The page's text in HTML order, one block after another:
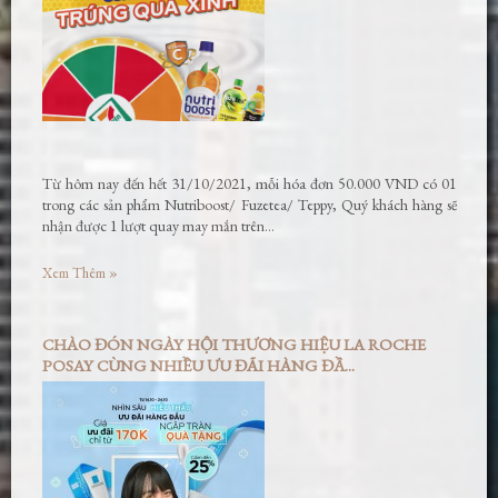
Từ hôm nay đến hết 31/10/2021, mỗi hóa đơn 50.000 VND có 01
trong các sản phẩm Nutriboost/ Fuzetea/ Teppy, Quý khách hàng sẽ
nhận được 1 lượt quay may mắn trên…
Xem Thêm »
CHÀO ĐÓN NGÀY HỘI THƯƠNG HIỆU LA ROCHE
POSAY CÙNG NHIỀU ƯU ĐÃI HÀNG ĐẦ...